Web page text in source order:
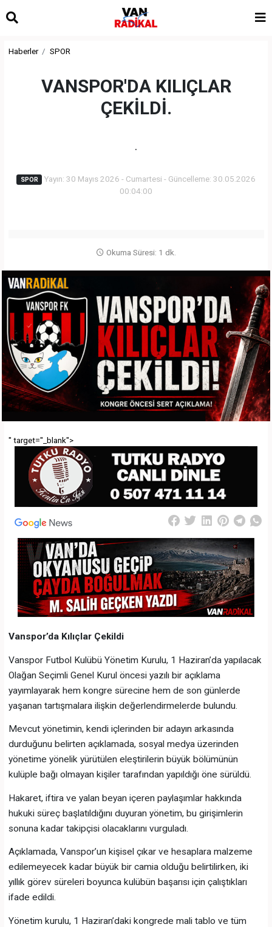
Haberler SPOR
VANSPOR'DA KILIÇLAR
ÇEKİLDİ.
.
SPOR
Yayın: 30 Mayıs 2026 - Cumartesi - Güncelleme: 30.05.2026
00:04:00
Okuma Süresi: 1 dk.
" target="_blank">
Vanspor’da Kılıçlar Çekildi
Vanspor Futbol Kulübü Yönetim Kurulu, 1 Haziran’da yapılacak
Olağan Seçimli Genel Kurul öncesi yazılı bir açıklama
yayımlayarak hem kongre sürecine hem de son günlerde
yaşanan tartışmalara ilişkin değerlendirmelerde bulundu.
Mevcut yönetimin, kendi içlerinden bir adayın arkasında
durduğunu belirten açıklamada, sosyal medya üzerinden
yönetime yönelik yürütülen eleştirilerin büyük bölümünün
kulüple bağı olmayan kişiler tarafından yapıldığı öne sürüldü.
Hakaret, iftira ve yalan beyan içeren paylaşımlar hakkında
hukuki süreç başlatıldığını duyuran yönetim, bu girişimlerin
sonuna kadar takipçisi olacaklarını vurguladı.
Açıklamada, Vanspor’un kişisel çıkar ve hesaplara malzeme
edilemeyecek kadar büyük bir camia olduğu belirtilirken, iki
yıllık görev süreleri boyunca kulübün başarısı için çalıştıkları
ifade edildi.
Yönetim kurulu, 1 Haziran’daki kongrede mali tablo ve tüm